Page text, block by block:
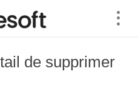
de supprimer